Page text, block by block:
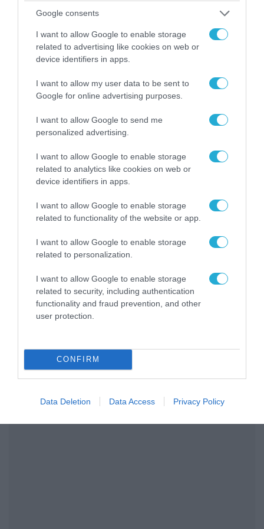
Google consents
I want to allow Google to enable storage
related to advertising like cookies on web or
device identifiers in apps.
I want to allow my user data to be sent to
Google for online advertising purposes.
I want to allow Google to send me
personalized advertising.
I want to allow Google to enable storage
related to analytics like cookies on web or
device identifiers in apps.
I want to allow Google to enable storage
related to functionality of the website or app.
I want to allow Google to enable storage
related to personalization.
I want to allow Google to enable storage
related to security, including authentication
functionality and fraud prevention, and other
user protection.
CONFIRM
Data Deletion Data Access Privacy Policy
δυνάμεις που δεν παρουσιάζουν
κοστολογημένο πρόγραμμα.
Για το αν η κυρία Καρυστιανού
εντάσσεται στο χώρο της Ακροδεξιάς ο κ.
Μαρινάκης είπε ότι αυτό θα το
απαντήσει η ίδια με τις θέσεις της.
τη στιγμή που μιλάμε, πολιτικός μας
αντίπαλος δεν είναι η κυρία Καρυστιανού.
κόμμα, είναι ένας άνθρωπος που
αγωνίζεται για την κόρη της»,σύμφωνα με
Για το αν η ευρω-ομάδα της Νέας
Δημοκρατίας είχε ψηφίσει το 2021 κατά των
αμβλώσεων ο κ. Μαρινάκης έκανε λόγο για
ευρωβουλευτές της ΝΔ είχαν ψηφίσει κατά
τού να τεθεί το θέμα υπό αρμοδιότητα του
Ευρωπαϊκού Κοινοβουλίου, επειδή αποτελεί
δικαιώματος στις αμβλώσεις.